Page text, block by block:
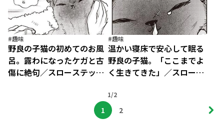
#趣味
野良の子猫の初めてのお風
呂。露わになったケガと古
傷に絶句／スローステップ
#趣味
温かい寝床で安心して眠る
野良の子猫。「ここまでよ
く生きてきた」／スロース
1/2
1 2